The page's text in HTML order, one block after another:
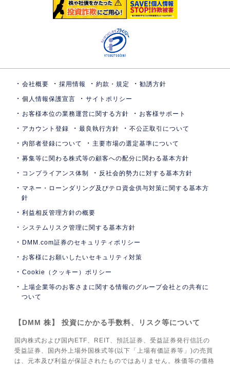
会社概要 採用情報 約款・規定 勧誘方針
個人情報保護宣言 サイトポリシー
お客様本位の業務運営に関する方針 お客様サポート
アカウント登録 最良執行方針 不公正取引について
内部者登録について 主要市場の選定基準について
募集等に関わる株式等の顧客への配分に関わる基本方針
コンプライアンス体制 反社会的勢力に対する基本方針
マネー・ローンダリング及びテロ資金供与対策に関する基本方
針
利益相反管理方針の概要
システムリスク管理に関する基本方針
DMM.com証券のセキュリティポリシー
お客様にお願いしたいセキュリティ対策
Cookie（クッキー）ポリシー
上場企業等のお客さまに関する情報のグループ会社との共有に
ついて
【DMM 株】 投資にかかる手数料、リスク等について
国内株式および国内ETF、REIT、預託証券、受益証券発行信託の
受益証券、国内外上場外国株式等(以下「上場有価証券等」)の売買
は、元本及び利益が保証されたものではありません。株価等の価格